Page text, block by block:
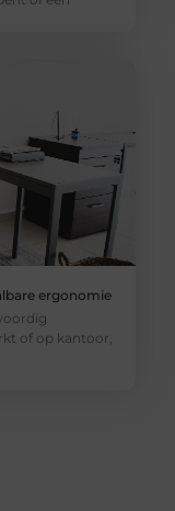
ergonomie
of op kantoor,